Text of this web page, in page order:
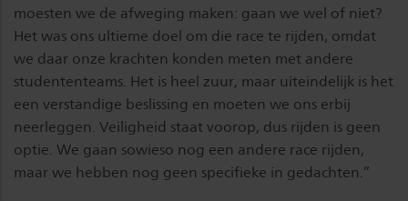
moesten we de afweging maken: gaan we wel of niet?
Het was ons ultieme doel om die race te rijden, omdat
we daar onze krachten konden meten met andere
studententeams. Het is heel zuur, maar uiteindelijk is het
een verstandige beslissing en moeten we ons erbij
neerleggen. Veiligheid staat voorop, dus rijden is geen
optie. We gaan sowieso nog een andere race rijden,
maar we hebben nog geen specifieke in gedachten.”